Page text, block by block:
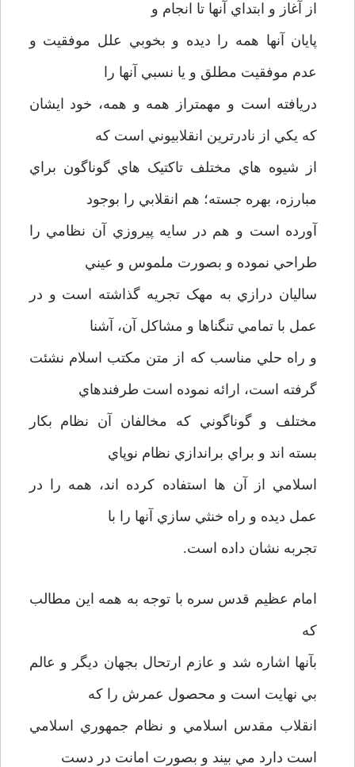
از آغاز و ابتداي آنها تا انجام و
پايان آنها همه را ديده و بخوبي علل موفقيت و
عدم موفقيت مطلق و يا نسبي آنها را
دريافته است و مهمتراز همه و همه، خود ايشان
که يکي از نادرترين انقلابيوني است که
از شيوه هاي مختلف تاکتيک هاي گوناگون براي
مبارزه، بهره جسته؛ هم انقلابي را بوجود
آورده است و هم در سايه پيروزي آن نظامي را
طراحي نموده و بصورت ملموس و عيني
ساليان درازي به مهک تجريه گذاشته است و در
عمل با تمامي تنگناها و مشاکل آن، آشنا
و راه حلي مناسب که از متن مکتب اسلام نشئت
گرفته است، ارائه نموده است طرفندهاي
مختلف و گوناگوني که مخالفان آن نظام بکار
بسته اند و براي براندازي نظام نوپاي
اسلامي از آن ها استفاده کرده اند، همه را در
عمل ديده و راه خنثي سازي آنها را با
تجربه نشان داده است.
امام عظيم قدس سره با توجه به همه اين مطالب
که
بآنها اشاره شد و عازم ارتحال بجهان ديگر و عالم
بي نهايت است و محصول عمرش را که
انقلاب مقدس اسلامي و نظام جمهوري اسلامي
است دارد مي بيند و بصورت امانت در دست